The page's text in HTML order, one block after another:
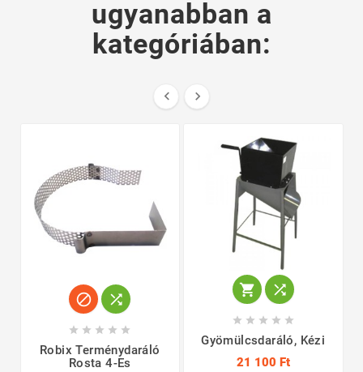
ugyanabban a
kategóriában:
 
 
    
Robix Terménydaráló
Rosta 4-Es
 
    
Gyömülcsdaráló, Kézi
21 100 Ft